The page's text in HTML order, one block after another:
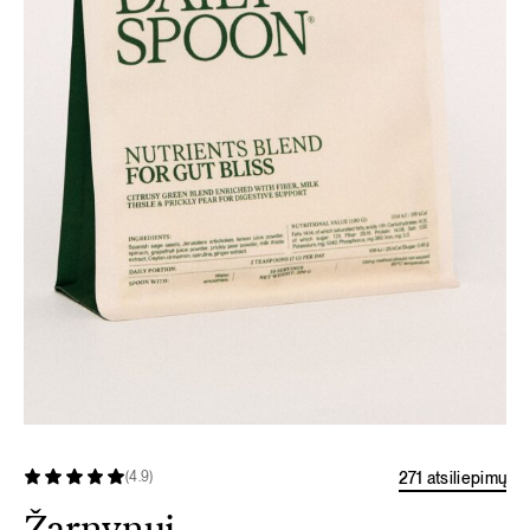
(4.9) 271 atsiliepimų